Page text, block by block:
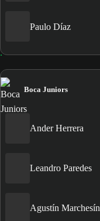
Paulo Díaz
Boca Juniors
Ander Herrera
Leandro Paredes
Agustín Marchesín